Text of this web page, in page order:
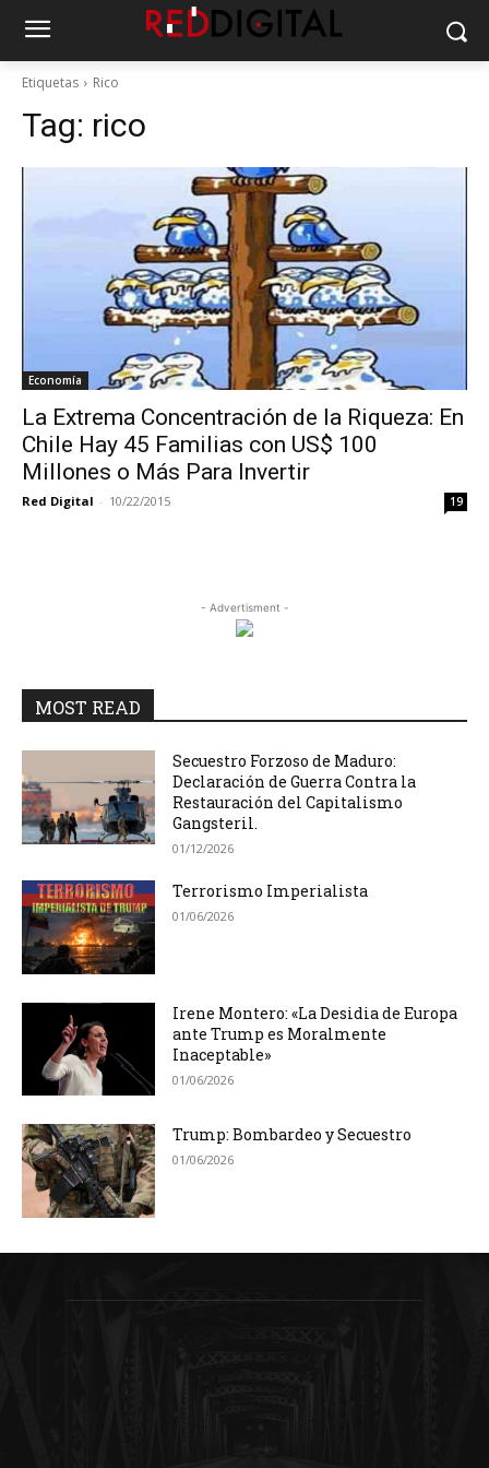
Etiquetas Rico
Tag: rico
Economía
La Extrema Concentración de la Riqueza: En
Chile Hay 45 Familias con US$ 100
Millones o Más Para Invertir
Red Digital - 10/22/2015 19
- Advertisment -
MOST READ
Secuestro Forzoso de Maduro:
Declaración de Guerra Contra la
Restauración del Capitalismo
Gangsteril.
01/12/2026
Terrorismo Imperialista
01/06/2026
Irene Montero: «La Desidia de Europa
ante Trump es Moralmente
Inaceptable»
01/06/2026
Trump: Bombardeo y Secuestro
01/06/2026